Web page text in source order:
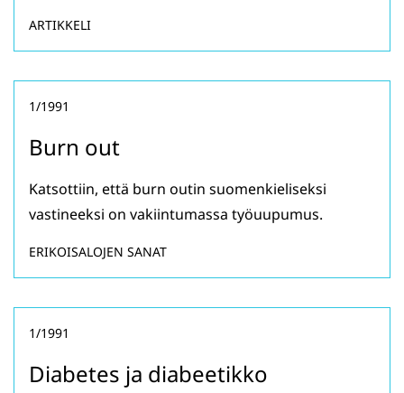
ARTIKKELI
Burn out
1/1991
Katsottiin, että burn outin suomenkieliseksi
vastineeksi on vakiintumassa työuupumus.
ERIKOISALOJEN SANAT
Diabetes ja diabeetikko
1/1991